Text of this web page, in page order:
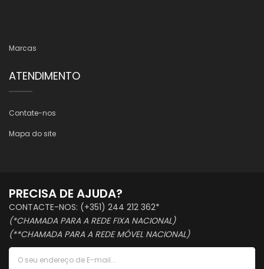
Marcas
ATENDIMENTO
Contate-nos
Mapa do site
PRECISA DE AJUDA?
CONTACTE-NOS: (+351) 244 212 362*
(*CHAMADA PARA A REDE FIXA NACIONAL)
(**CHAMADA PARA A REDE MÓVEL NACIONAL)